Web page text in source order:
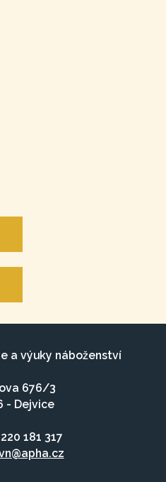
a výuky náboženství
676/3
- Dejvice
181 317